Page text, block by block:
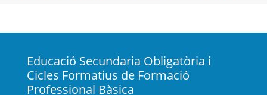
Educació Secundaria Obligatòria i
Cicles Formatius de Formació
Professional Bàsica